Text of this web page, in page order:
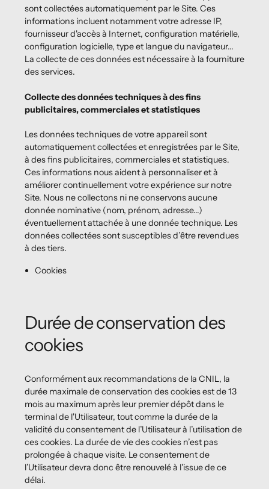
sont collectées automatiquement par le Site. Ces
informations incluent notamment votre adresse IP,
fournisseur d'accès à Internet, configuration matérielle,
configuration logicielle, type et langue du navigateur...
La collecte de ces données est nécessaire à la fourniture
des services.
Collecte des données techniques à des fins
publicitaires, commerciales et statistiques
Les données techniques de votre appareil sont
automatiquement collectées et enregistrées par le Site,
à des fins publicitaires, commerciales et statistiques.
Ces informations nous aident à personnaliser et à
améliorer continuellement votre expérience sur notre
Site. Nous ne collectons ni ne conservons aucune
donnée nominative (nom, prénom, adresse...)
éventuellement attachée à une donnée technique. Les
données collectées sont susceptibles d’être revendues
à des tiers.
Cookies
Durée de conservation des
cookies
Conformément aux recommandations de la CNIL, la
durée maximale de conservation des cookies est de 13
mois au maximum après leur premier dépôt dans le
terminal de l'Utilisateur, tout comme la durée de la
validité du consentement de l’Utilisateur à l’utilisation de
ces cookies. La durée de vie des cookies n’est pas
prolongée à chaque visite. Le consentement de
l’Utilisateur devra donc être renouvelé à l'issue de ce
délai.